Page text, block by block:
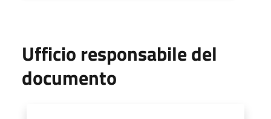
Ufficio responsabile del
documento